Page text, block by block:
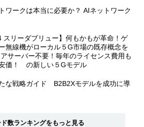
ワークは本当に必要か？ AIネットワーク
スリーダブリュー】何もかもが革命！ゲ
無線機がローカル５G市場の既存概念を
サーバー不要！毎年のライセンス費用も
価！ の新しい５Gモデル
な戦略ガイド B2B2Xモデルを成功に導
数ランキングをもっと見る